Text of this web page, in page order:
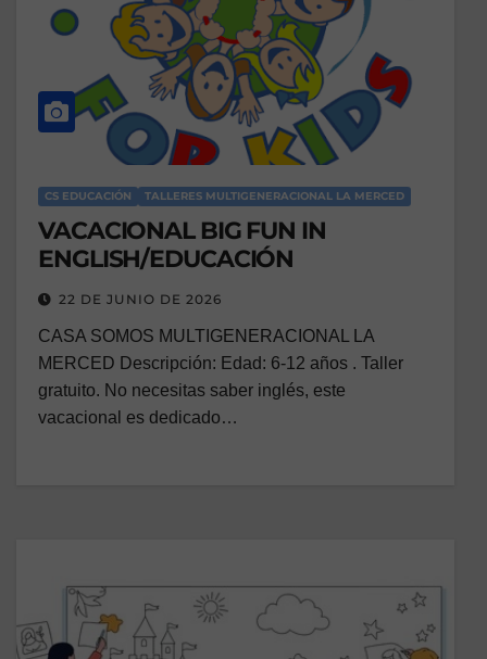
CS EDUCACIÓN TALLERES MULTIGENERACIONAL LA MERCED
VACACIONAL BIG FUN IN
ENGLISH/EDUCACIÓN
22 DE JUNIO DE 2026
CASA SOMOS MULTIGENERACIONAL LA
MERCED Descripción: Edad: 6-12 años . Taller
gratuito. No necesitas saber inglés, este
vacacional es dedicado…